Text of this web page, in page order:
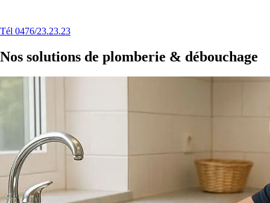
Tél 0476/23.23.23
Nos solutions de plomberie & débouchage